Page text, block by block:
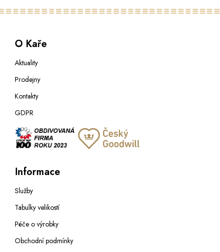
O Kaře
Aktuality
Prodejny
Kontakty
GDPR
Informace
Služby
Tabulky velikostí
Péče o výrobky
Obchodní podmínky